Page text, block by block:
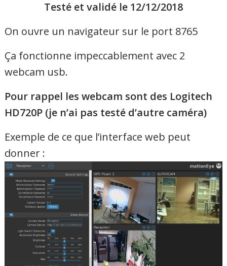
Testé et validé le 12/12/2018
On ouvre un navigateur sur le port 8765
Ça fonctionne impeccablement avec 2
webcam usb.
Pour rappel les webcam sont des Logitech
HD720P (je n’ai pas testé d’autre caméra)
Exemple de ce que l’interface web peut
donner :